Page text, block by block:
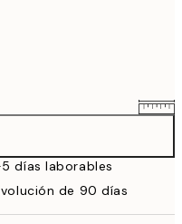
95,85 €
días laborables
de 90 días